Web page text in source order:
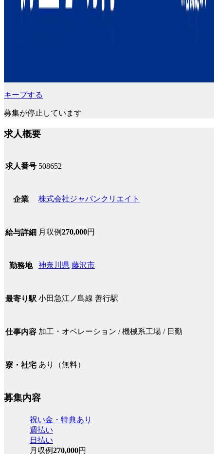
キープする
募集が停止しています
求人概要
求人番号 508652
企業 株式会社ジャパンクリエイト
給与詳細 月収例270,000円
勤務地 神奈川県 藤沢市
最寄り駅 小田急江ノ島線 善行駅
仕事内容 加工・オペレーション / 機械系工場 / 日勤
寮・社宅 あり（無料）
募集内容
祝い金・特典あり
週払い
日払い
月収例270,000円